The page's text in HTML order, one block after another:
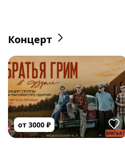
Концерт
от 3000 ₽